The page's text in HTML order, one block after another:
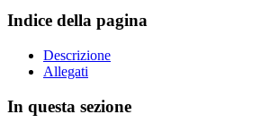
Indice della pagina
Descrizione
Allegati
In questa sezione